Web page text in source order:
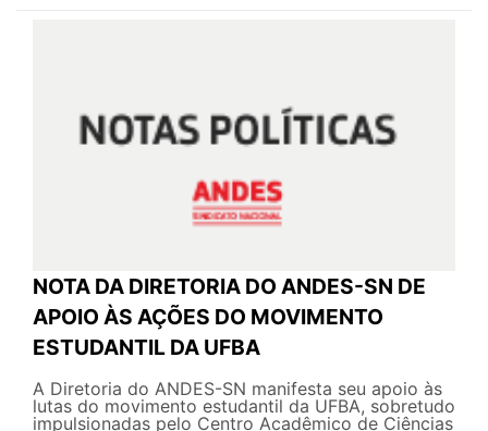
NOTA DA DIRETORIA DO ANDES-SN DE
APOIO ÀS AÇÕES DO MOVIMENTO
ESTUDANTIL DA UFBA
A Diretoria do ANDES-SN manifesta seu apoio às
lutas do movimento estudantil da UFBA, sobretudo
impulsionadas pelo Centro Acadêmico de Ciências